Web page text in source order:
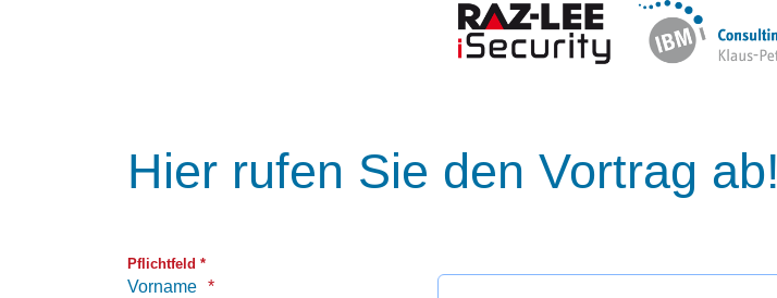
Hier rufen Sie den Vortrag ab!
Pflichtfeld *
Vorname